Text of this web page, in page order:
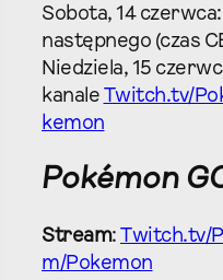
Sobota, 14
następnego (czas
Niedziela, 15
kanale Twitch.tv/
kemon
Pokémon
Stream: Twitch.tv/
m/Pokemon